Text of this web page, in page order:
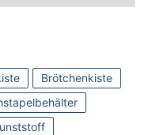
Brötchenkiste